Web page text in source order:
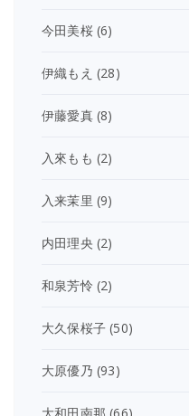
今田美桜(6)
伊織もえ (28)
伊藤愛真(8)
入來もも (2)
入来茉里 (9)
内田理央 (2)
和泉芳怜 (2)
大久保桜子 (50)
大原優乃 (93)